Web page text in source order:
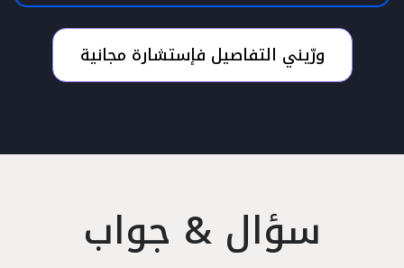
ورّيني التفاصيل فإستشارة مجانية
سؤال & جواب